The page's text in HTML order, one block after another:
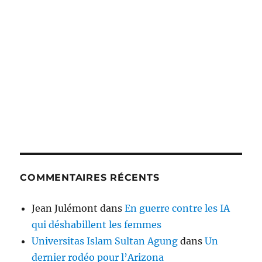
COMMENTAIRES RÉCENTS
Jean Julémont dansEn guerre contre les IA
qui déshabillent les femmes
Universitas Islam Sultan Agung dansUn
dernier rodéo pour l’Arizona